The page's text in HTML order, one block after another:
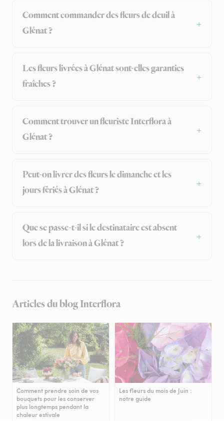
Comment commander des fleurs de deuil à
Glénat ?
Les fleurs livrées à Glénat sont-elles garanties
fraîches ?
Comment trouver un fleuriste Interflora à
Glénat ?
Peut-on livrer des fleurs le dimanche et les
jours fériés à Glénat ?
Que se passe-t-il si le destinataire est absent
lors de la livraison à Glénat ?
Articles du blog Interflora
Comment prendre soin de vos
bouquets pour les conserver
plus longtemps pendant la
chaleur estivale
Les fleurs du mois de Juin :
notre guide